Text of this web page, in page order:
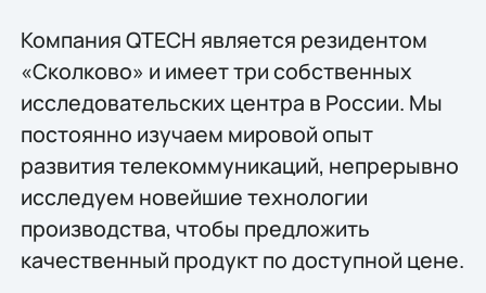
Компания QTECH является резидентом
«Сколково» и имеет три собственных
исследовательских центра в России. Мы
постоянно изучаем мировой опыт
развития телекоммуникаций, непрерывно
исследуем новейшие технологии
производства, чтобы предложить
качественный продукт по доступной цене.